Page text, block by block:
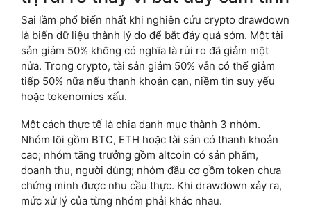
Sai lầm phổ biến nhất khi nghiên cứu crypto drawdown
là biến dữ liệu thành lý do để bắt đáy quá sớm. Một tài
sản giảm 50% không có nghĩa là rủi ro đã giảm một
nửa. Trong crypto, tài sản giảm 50% vẫn có thể giảm
tiếp 50% nữa nếu thanh khoản cạn, niềm tin suy yếu
hoặc tokenomics xấu.
Một cách thực tế là chia danh mục thành 3 nhóm.
Nhóm lõi gồm BTC, ETH hoặc tài sản có thanh khoản
cao; nhóm tăng trưởng gồm altcoin có sản phẩm,
doanh thu, người dùng; nhóm đầu cơ gồm token chưa
chứng minh được nhu cầu thực. Khi drawdown xảy ra,
mức xử lý của từng nhóm phải khác nhau.